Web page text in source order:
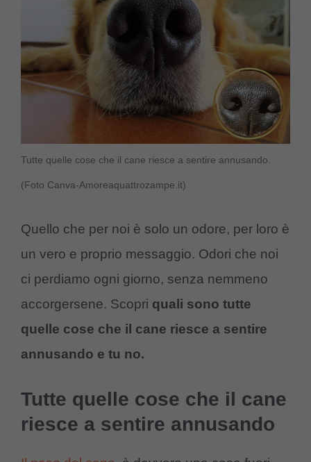
Tutte quelle cose che il cane riesce a sentire annusando.
(Foto Canva-Amoreaquattrozampe.it)
Quello che per noi è solo un odore, per loro è
un vero e proprio messaggio. Odori che noi
ci perdiamo ogni giorno, senza nemmeno
accorgersene. Scopri quali sono tutte
quelle cose che il cane riesce a sentire
annusando e tu no.
Tutte quelle cose che il cane
riesce a sentire annusando